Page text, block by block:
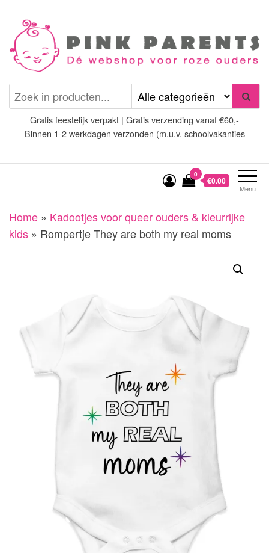
inhoud
Pink Parents
(wens)ouders
Gratis feestelijk verpakt | Gratis verzending vanaf €60,-
Binnen 1-2 werkdagen verzonden (m.u.v. schoolvakanties
Menu
0
€0.00
Home » Kadootjes voor queer ouders & kleurrijke
kids » Rompertje They are both my real moms